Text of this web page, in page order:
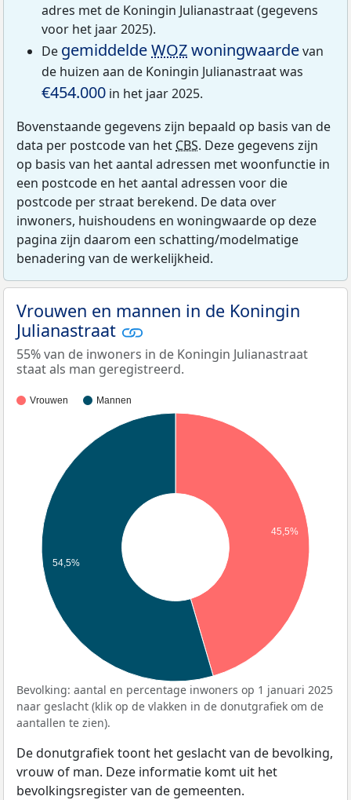
adres met de Koningin Julianastraat (gegevens
voor het jaar 2025).
De gemiddeldeWOZwoningwaardevan
de huizen aan de Koningin Julianastraat was
€454.000 in het jaar 2025.
Bovenstaande gegevens zijn bepaald op basis van de
data per postcode van het CBS. Deze gegevens zijn
op basis van het aantal adressen met woonfunctie in
een postcode en het aantal adressen voor die
postcode per straat berekend. De data over
inwoners, huishoudens en woningwaarde op deze
pagina zijn daarom een schatting/modelmatige
benadering van de werkelijkheid.
Vrouwen en mannen in de Koningin
Julianastraat
55% van de inwoners in de Koningin Julianastraat
staat als man geregistreerd.
Vrouwen Mannen
45,5%
54,5%
Bevolking: aantal en percentage inwoners op 1 januari 2025
naar geslacht (klik op de vlakken in de donutgrafiek om de
aantallen te zien).
De donutgrafiek toont het geslacht van de bevolking,
vrouw of man. Deze informatie komt uit het
bevolkingsregister van de gemeenten.